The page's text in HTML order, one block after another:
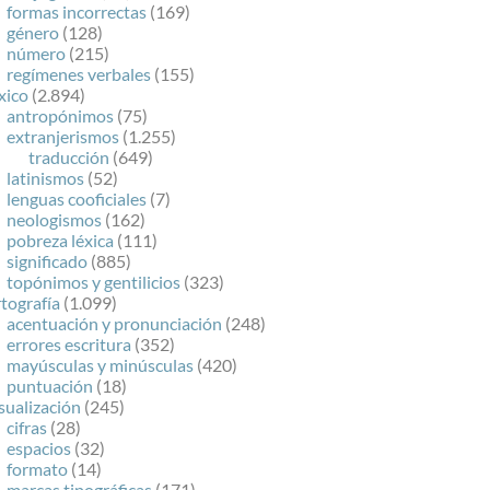
formas incorrectas (169)
género (128)
número (215)
regímenes verbales (155)
(2.894)
antropónimos (75)
extranjerismos (1.255)
traducción (649)
latinismos (52)
lenguas cooficiales (7)
neologismos (162)
pobreza léxica (111)
significado (885)
topónimos y gentilicios (323)
(1.099)
acentuación y pronunciación (248)
errores escritura (352)
mayúsculas y minúsculas (420)
puntuación (18)
(245)
cifras (28)
espacios (32)
formato (14)